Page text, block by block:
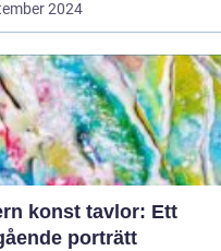
2024
konst tavlor: Ett
porträtt